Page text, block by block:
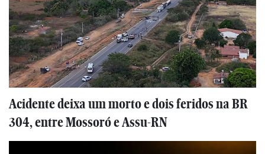
Acidente deixa um morto e dois feridos na BR
304, entre Mossoró e Assu-RN